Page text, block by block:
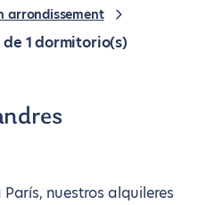
arrondissement
1 dormitorio(s)
nuestros alquileres